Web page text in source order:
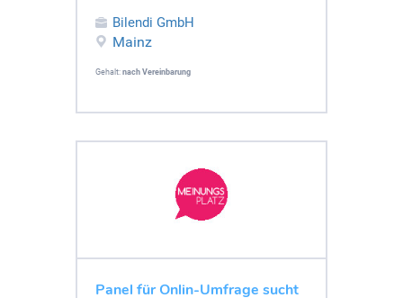
Bilendi GmbH
Mainz
Gehalt: nach Vereinbarung
Panel für Onlin-Umfrage sucht